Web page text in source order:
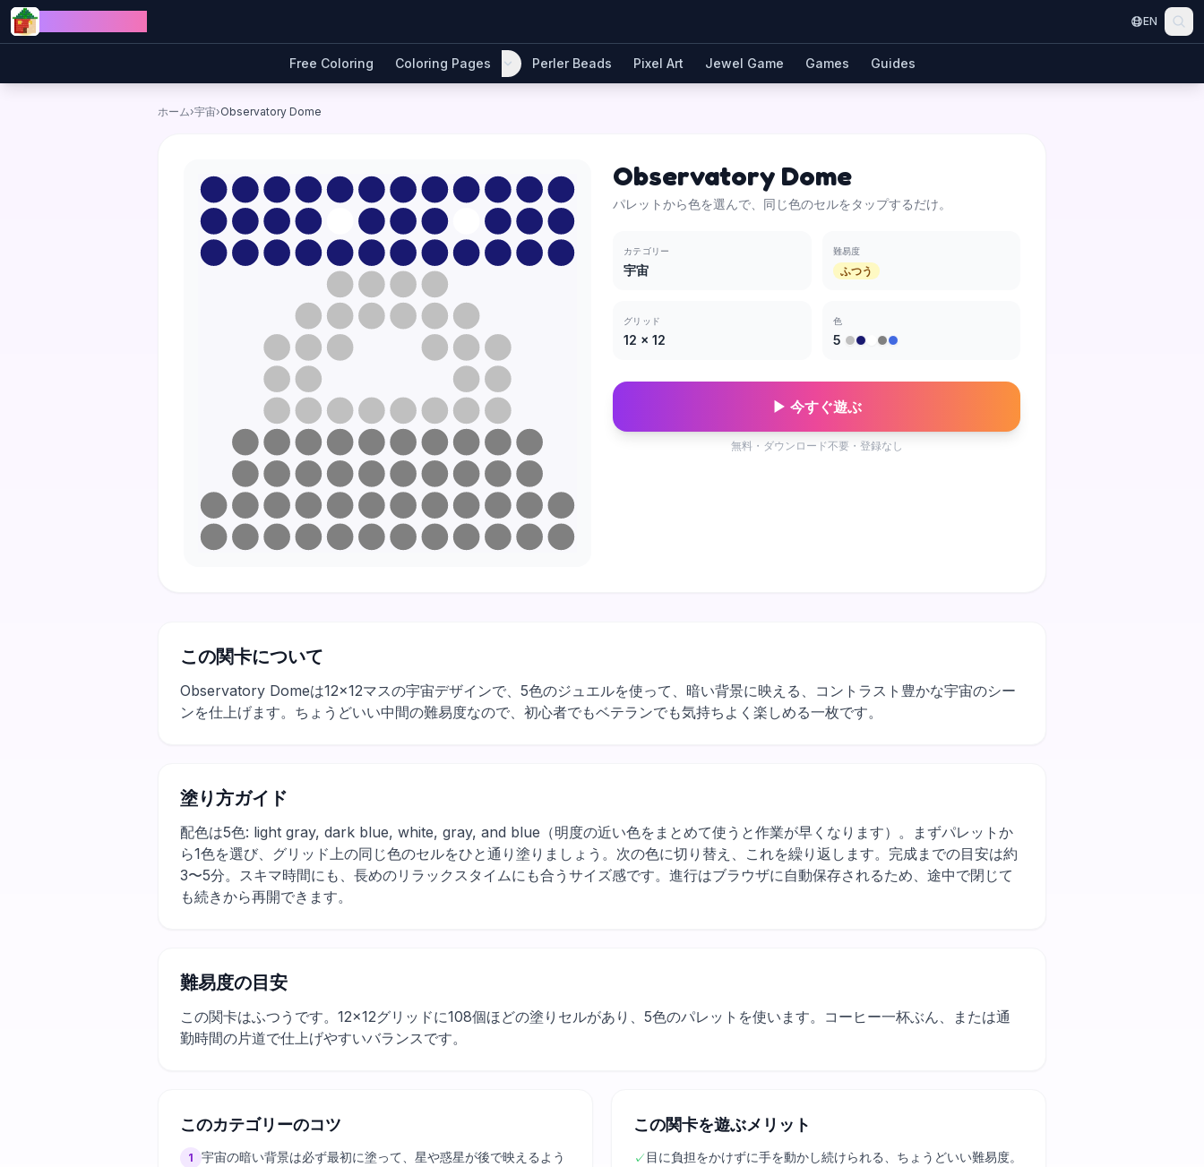
Skip to content
EN
Free Coloring Coloring Pages Perler Beads Pixel Art Jewel Game Games Guides
ホーム›宇宙›Observatory Dome
Observatory Dome
パレットから色を選んで、同じ色のセルをタップするだけ。
カテゴリー
宇宙
難易度
ふつう
グリッド
12 × 12
色
5
▶ 今すぐ遊ぶ
無料・ダウンロード不要・登録なし
この関卡について
Observatory Domeは12×12マスの宇宙デザインで、5色のジュエルを使って、暗い背景に映える、コントラスト豊かな宇宙のシー
ンを仕上げます。ちょうどいい中間の難易度なので、初心者でもベテランでも気持ちよく楽しめる一枚です。
塗り方ガイド
配色は5色: light gray, dark blue, white, gray, and blue（明度の近い色をまとめて使うと作業が早くなります）。まずパレットか
ら1色を選び、グリッド上の同じ色のセルをひと通り塗りましょう。次の色に切り替え、これを繰り返します。完成までの目安は約
3〜5分。スキマ時間にも、長めのリラックスタイムにも合うサイズ感です。進行はブラウザに自動保存されるため、途中で閉じて
も続きから再開できます。
難易度の目安
この関卡はふつうです。12×12グリッドに108個ほどの塗りセルがあり、5色のパレットを使います。コーヒー一杯ぶん、または通
勤時間の片道で仕上げやすいバランスです。
このカテゴリーのコツ
1
宇宙の暗い背景は必ず最初に塗って、星や惑星が後で映えるよう
この関卡を遊ぶメリット
✓ 目に負担をかけずに手を動かし続けられる、ちょうどいい難易度。